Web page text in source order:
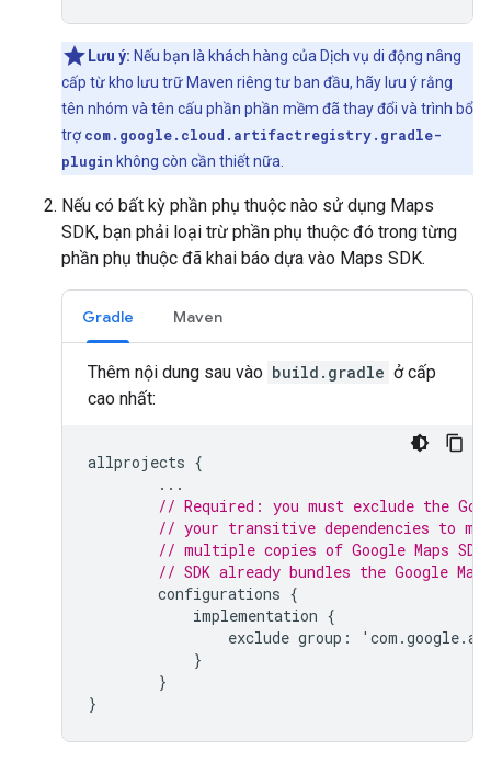
Lưu ý: Nếu bạn là khách hàng của Dịch vụ di động nâng
cấp từ kho lưu trữ Maven riêng tư ban đầu, hãy lưu ý rằng
tên nhóm và tên cấu phần phần mềm đã thay đổi và trình bổ
trợcom.google.cloud.artifactregistry.gradle-
plugin không còn cần thiết nữa.
Nếu có bất kỳ phần phụ thuộc nào sử dụng Maps
SDK, bạn phải loại trừ phần phụ thuộc đó trong từng
phần phụ thuộc đã khai báo dựa vào Maps SDK.
Gradle Maven
Thêm nội dung sau vào build.gradle ở cấp
cao nhất:
allprojects {
...
// Required: you must exclude the
// your transitive dependencies to
// multiple copies of Google Maps
// SDK already bundles the Google
configurations {
implementation {
exclude group : ' com .google.
}
}
}